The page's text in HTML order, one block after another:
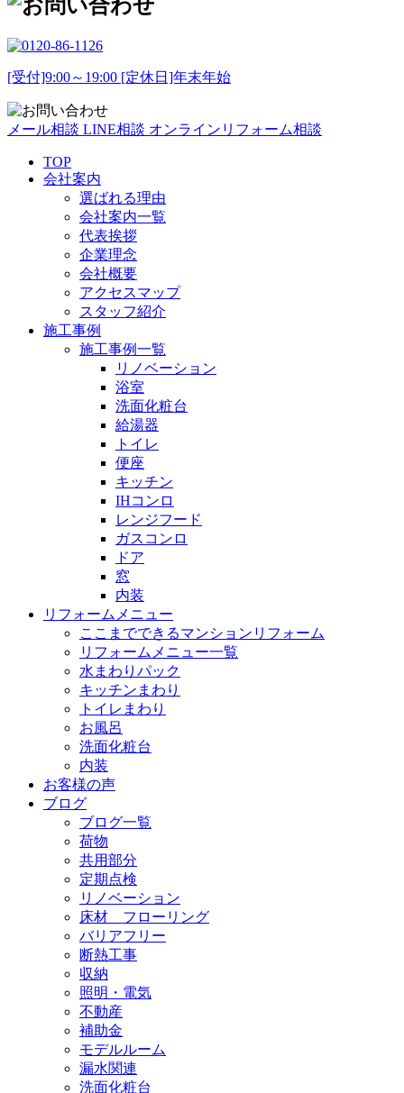
[受付]9:00～19:00 [定休日]年末年始
メール相談 LINE相談 オンラインリフォーム相談
TOP
会社案内
選ばれる理由
会社案内一覧
代表挨拶
企業理念
会社概要
アクセスマップ
スタッフ紹介
施工事例
施工事例一覧
リノベーション
浴室
洗面化粧台
給湯器
トイレ
便座
キッチン
IHコンロ
レンジフード
ガスコンロ
ドア
窓
内装
リフォームメニュー
ここまでできるマンションリフォーム
リフォームメニュー一覧
水まわりパック
キッチンまわり
トイレまわり
お風呂
洗面化粧台
内装
お客様の声
ブログ
ブログ一覧
荷物
共用部分
定期点検
リノベーション
床材 フローリング
バリアフリー
断熱工事
収納
照明・電気
不動産
補助金
モデルルーム
漏水関連
洗面化粧台